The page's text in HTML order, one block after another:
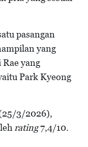
pasangan
yang
yang
Park Kyeong
3/2026),
rating7,4/10.